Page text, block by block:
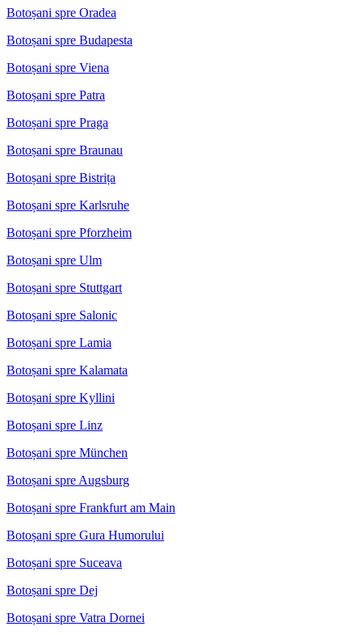
Botoșani spre Oradea
Botoșani spre Budapesta
Botoșani spre Viena
Botoșani spre Patra
Botoșani spre Praga
Botoșani spre Braunau
Botoșani spre Bistrița
Botoșani spre Karlsruhe
Botoșani spre Pforzheim
Botoșani spre Ulm
Botoșani spre Stuttgart
Botoșani spre Salonic
Botoșani spre Lamia
Botoșani spre Kalamata
Botoșani spre Kyllini
Botoșani spre Linz
Botoșani spre München
Botoșani spre Augsburg
Botoșani spre Frankfurt am Main
Botoșani spre Gura Humorului
Botoșani spre Suceava
Botoșani spre Dej
Botoșani spre Vatra Dornei